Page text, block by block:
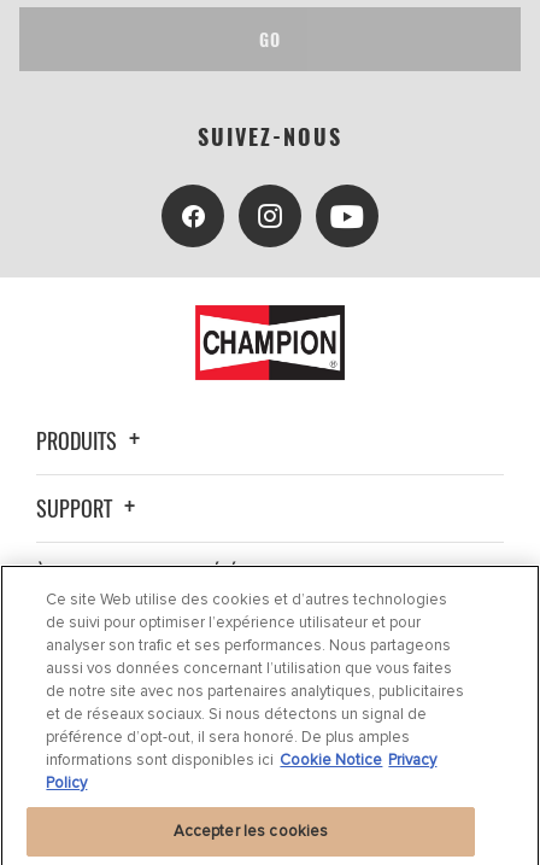
GO
SUIVEZ-NOUS
PRODUITS
SUPPORT
À PROPOS DE LA SOCIÉTÉ
OÙ ACHETER ?
ACTUALITÉS
CONTACTEZ-NOUS
Ce site Web utilise des cookies et d’autres technologies
de suivi pour optimiser l’expérience utilisateur et pour
analyser son trafic et ses performances. Nous partageons
aussi vos données concernant l’utilisation que vous faites
de notre site avec nos partenaires analytiques, publicitaires
et de réseaux sociaux. Si nous détectons un signal de
préférence d’opt-out, il sera honoré. De plus amples
informations sont disponibles ici Cookie Notice Privacy
Policy
Accepter les cookies